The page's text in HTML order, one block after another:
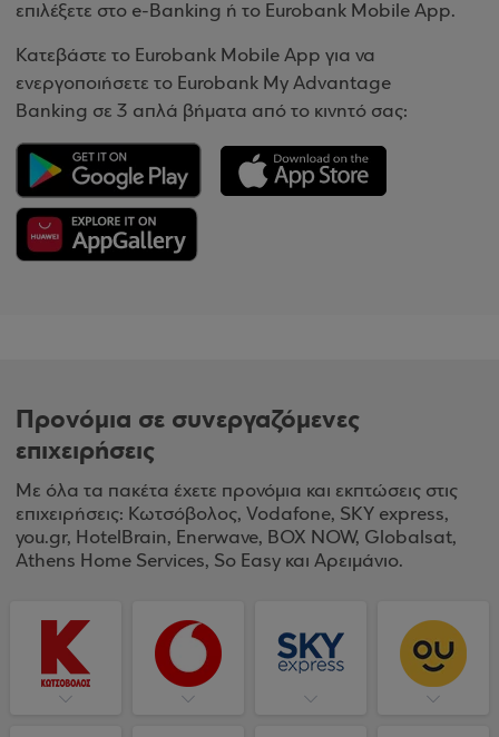
επιλέξετε στο e-Banking ή το Eurobank Mobile App.
Κατεβάστε το Eurobank Mobile App για να
ενεργοποιήσετε το Eurobank My Advantage
Banking σε 3 απλά βήματα από το κινητό σας:
Προνόμια σε συνεργαζόμενες
επιχειρήσεις
Με όλα τα πακέτα έχετε προνόμια και εκπτώσεις στις
επιχειρήσεις: Κωτσόβολος, Vodafone, SKY express,
you.gr, HotelBrain, Enerwave, BOX NOW, Globalsat,
Athens Home Services, So Easy και Αρειμάνιο.